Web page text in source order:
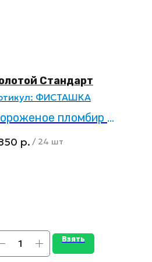
Стандарт
ФИСТАШКА
пломбир в
стаканчике
р. / 24 шт
Взять